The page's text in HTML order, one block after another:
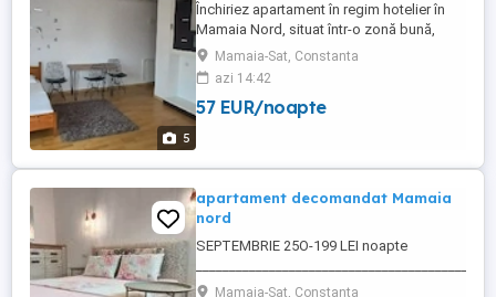
5
Închiriez apartament în regim hotelier în
Mamaia Nord, situat într-o zonă bună,
lângă plaja Azimuth, la doar 200 de metri
de plajă (aproximativ 3 minute de mers pe
jos). Detalii cazare: Capacitate: Maxim 5
persoane; Preț: 300 lei noapte; Perioadă
Mamaia-Sat, Constanta
azi 14:42
57 EUR/noapte
apartament decomandat Mamaia
nord
SEPTEMBRIE 25O-199 LEI noapte
Va asteptam cu drag sa va petreceti
Mamaia-Sat, Constanta